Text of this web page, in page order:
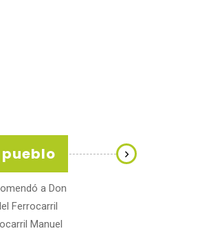
a Don
Ferrocarril
Manuel